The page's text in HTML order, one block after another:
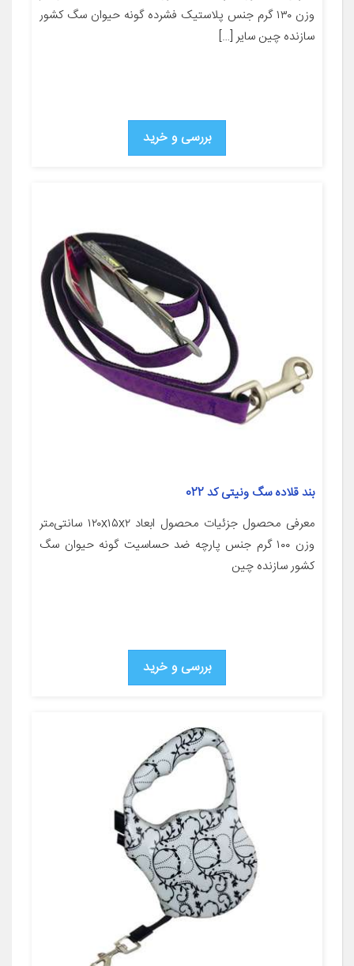
وزن ۱۳۰ گرم جنس پلاستیک فشرده گونه حیوان سگ کشور
سازنده چین سایر […]
بررسی و خرید
بند قلاده سگ ونیتی کد 022
معرفی محصول جزئیات محصول ابعاد ۱۲۰x۱۵x۲ سانتی‌متر
وزن ۱۰۰ گرم جنس پارچه ضد حساسیت گونه حیوان سگ
کشور سازنده چین
بررسی و خرید